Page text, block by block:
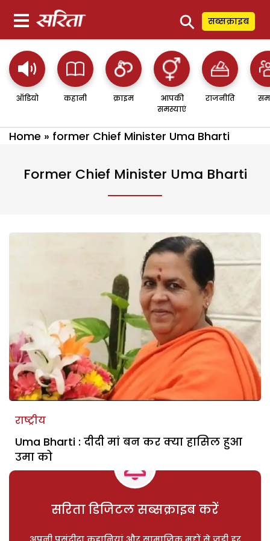
⚲ सब्सक्राइब
ऑडियो कहानी क्राइम
आपकी
समस्याएं
राजनीति
Home » former Chief Minister Uma Bharti
Former Chief Minister Uma Bharti
राष्ट्रीय
Uma Bharti : दीदी मां बन कर क्या हासिल हुआ
उमा को
सरिता डिजिटल सब्सक्राइब करें